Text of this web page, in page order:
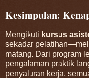
Kesimpulan:
Mengikuti kursus
sekadar
matang. Dari program
pengalaman praktik
penyaluran kerja,